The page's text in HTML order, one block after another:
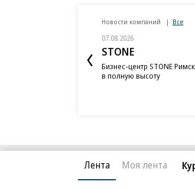
Новости компаний Все
07.08.2026
STONE
Бизнес-центр STONE
в полную высоту
Лента Моя лента
Благотворительный фонд